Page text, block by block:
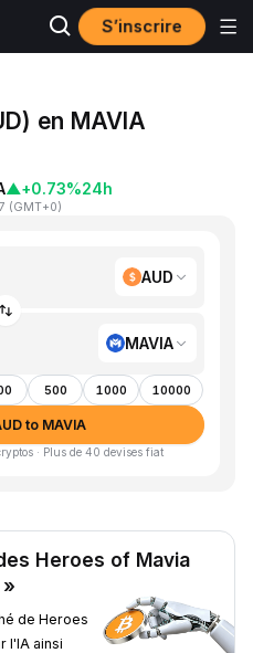
S’inscrire
en MAVIA
▲+0.73%24h
(GMT+0)
AUD
MAVIA
500 1000 10000
to MAVIA
· Plus de 40 devises fiat
Heroes of Mavia
de Heroes
l'IA ainsi